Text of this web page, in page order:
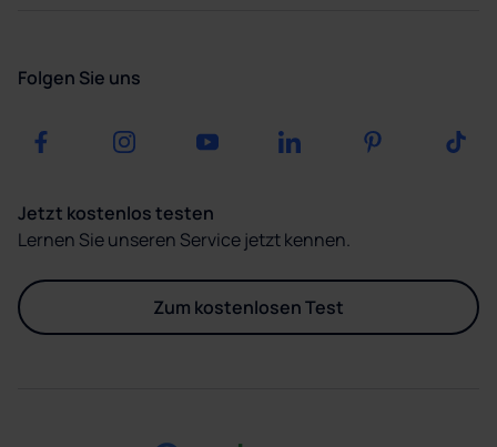
Folgen Sie uns
Jetzt kostenlos testen
Lernen Sie unseren Service jetzt kennen.
Zum kostenlosen Test